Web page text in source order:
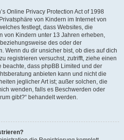
Online Privacy Protection Act of 1998
von Kindern im Internet von
festlegt, dass Websites, die
von Kindern unter 13 Jahren erheben,
des oder der
Wenn du dir unsicher bist, ob dies auf dich
registrieren versuchst, zutrifft, ziehe einen
beachte, dass phpBB Limited und der
anbieten kann und nicht die
jeglicher Art ist; außer solchen, die
wenden, falls es Beschwerden oder
gibt?“ behandelt werden.